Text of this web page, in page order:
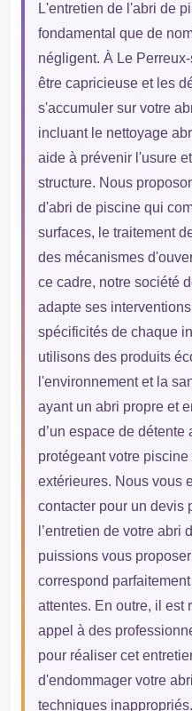
L'entretien de l'abri de
fondamental que de
négligent. À Le
être capricieuse et les
s'accumuler sur votre
incluant le nettoyage
aide à prévenir l'usure
structure. Nous
d'abri de piscine qui
surfaces, le traitement
des mécanismes
ce cadre, notre société
adapte ses
spécificités de chaque
utilisons des produits
l'environnement et la
ayant un abri propre et
d’un espace de détente
protégeant votre
extérieures. Nous vous
contacter pour un devis
l’entretien de votre abri
puissions vous
correspond
attentes. En outre, il est
appel à des
pour réaliser cet
d'endommager votre
techniques